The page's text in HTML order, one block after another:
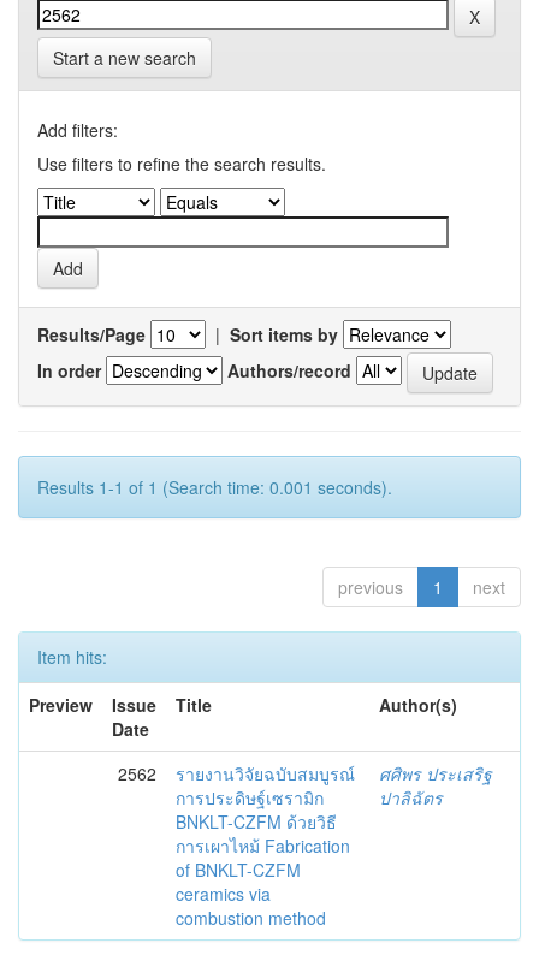
Start a new search
Add filters:
Use filters to refine the search results.
Results/Page | Sort items by
In order
Authors/record
Results 1-1 of 1 (Search time: 0.001 seconds).
previous 1 next
Item hits:
Preview
Issue
Date
Title Author(s)
2562
รายงานวิจัยฉบับสมบูรณ์
การประดิษฐ์เซรามิก
BNKLT-CZFM ด้วยวิธี
การเผาไหม้ Fabrication
of BNKLT-CZFM
ceramics via
combustion method
ศศิพร ประเสริฐ
ปาลิฉัตร